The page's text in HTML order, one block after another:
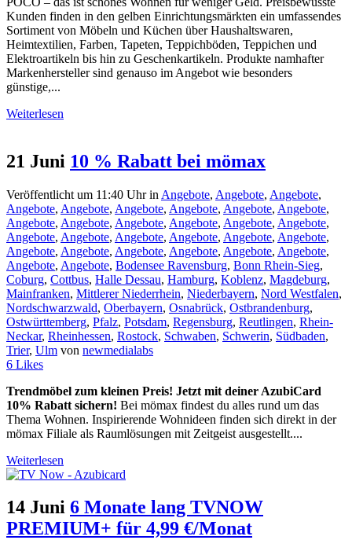
Kunden finden in den gelben Einrichtungsmärkten ein umfassendes
Sortiment von Möbeln und Küchen über Haushaltswaren,
Heimtextilien, Farben, Tapeten, Teppichböden, Teppichen und
Elektroartikeln bis hin zu Geschenkartikeln. Produkte namhafter
Markenhersteller sind genauso im Angebot wie besonders
günstige,...
Weiterlesen
21 Juni 10 % Rabatt bei mömax
Veröffentlicht um 11:40 Uhrin Angebote, Angebote, Angebote,
Angebote, Angebote, Angebote, Angebote, Angebote, Angebote,
Angebote, Angebote, Angebote, Angebote, Angebote, Angebote,
Angebote, Angebote, Angebote, Angebote, Angebote, Angebote,
Angebote, Angebote, Angebote, Angebote, Angebote, Angebote,
Angebote, Angebote, Bodensee Ravensburg, Bonn Rhein-Sieg,
Coburg, Cottbus, Halle Dessau, Hamburg, Koblenz, Magdeburg,
Mainfranken, Mittlerer Niederrhein, Niederbayern, Nord Westfalen,
Nordschwarzwald, Oberbayern, Osnabrück, Ostbrandenburg,
Ostwürttemberg, Pfalz, Potsdam, Regensburg, Reutlingen, Rhein-
Neckar, Rheinhessen, Rostock, Schwaben, Schwerin, Südbaden,
Trier, Ulm von newmedialabs
6 Likes
Trendmöbel zum kleinen Preis! Jetzt mit deiner AzubiCard
10% Rabatt sichern! Bei mömax findest du alles rund um das
Thema Wohnen. Inspirierende Wohnideen finden sich direkt in der
mömax Filiale als Raumlösungen mit Zeitgeist ausgestellt....
Weiterlesen
14 Juni 6 Monate lang TVNOW
PREMIUM+ für 4,99 €/Monat